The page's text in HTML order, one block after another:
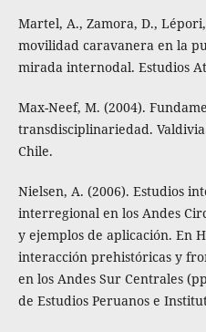
Martel, A., Zamora, D.,
movilidad caravanera en la
mirada internodal. Estudios
Max-Neef, M. (2004).
transdisciplinariedad.
Chile.
Nielsen, A. (2006). Estudios
interregional en los Andes
y ejemplos de aplicación. En
interacción prehistóricas y
en los Andes Sur Centrales
de Estudios Peruanos e